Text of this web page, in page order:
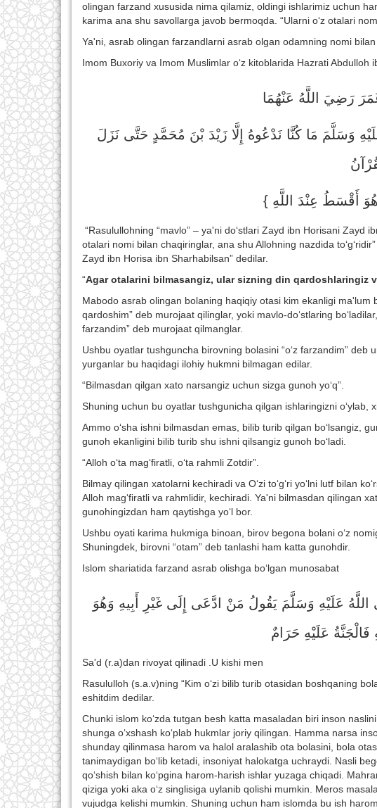
olingan farzand xususida nima qilamiz, oldingi ishlarimiz uchun
karima ana shu savollarga javob bermoqda. “Ularni o‘z otalari
Ya'ni, asrab olingan farzandlarni asrab olgan odamning nomi
Imom Buxoriy va Imom Muslimlar o‘z kitoblarida Hazrati
رَضِيَ اللَّهُ عَنْهُمَا
وَسَلَّمَ مَا كُنَّا نَدْعُوهُ إِلَّا زَيْدَ بْنَ مُحَمَّدٍ حَتَّى نَزَلَ
هُوَ أَقْسَطُ عِنْدَ اللَّهِ }
“Rasulullohning “mavlo” – ya'ni do‘stlari Zayd ibn Horisani Zayd
otalari nomi bilan chaqiringlar, ana shu Allohning nazdida
Zayd ibn Horisa ibn Sharhabilsan” dedilar.
“Agar otalarini bilmasangiz, ular sizning din qardoshlaringiz
Mabodo asrab olingan bolaning haqiqiy otasi kim ekanligi ma'lum
qardoshim” deb murojaat qilinglar, yoki mavlo-do‘stlaring
farzandim” deb murojaat qilmanglar.
Ushbu oyatlar tushguncha birovning bolasini “o‘z farzandim” deb
yurganlar bu haqidagi ilohiy hukmni bilmagan edilar.
“Bilmasdan qilgan xato narsangiz uchun sizga gunoh yo‘q”.
Shuning uchun bu oyatlar tushgunicha qilgan ishlaringizni o‘ylab,
Ammo o‘sha ishni bilmasdan emas, bilib turib qilgan bo‘lsangiz,
gunoh ekanligini bilib turib shu ishni qilsangiz gunoh bo‘ladi.
“Alloh o‘ta mag‘firatli, o‘ta rahmli Zotdir”.
Bilmay qilingan xatolarni kechiradi va O‘zi to‘g‘ri yo‘lni lutf bilan
Alloh mag‘firatli va rahmlidir, kechiradi. Ya'ni bilmasdan qilingan
gunohingizdan ham qaytishga yo‘l bor.
Ushbu oyati karima hukmiga binoan, birov begona bolani o‘z
Shuningdek, birovni “otam” deb tanlashi ham katta gunohdir.
Islom shariatida farzand asrab olishga bo‘lgan munosabat
عَلَيْهِ وَسَلَّمَ يَقُولُ مَنْ ادَّعَى إِلَى غَيْرِ أَبِيهِ وَهُوَ
فَالْجَنَّةُ عَلَيْهِ حَرَامٌ
Sa'd (r.a)dan rivoyat qilinadi .U kishi men
Rasululloh (s.a.v)ning “Kim o‘zi bilib turib otasidan boshqaning
eshitdim dedilar.
Chunki islom ko‘zda tutgan besh katta masaladan biri inson
shunga o‘xshash ko‘plab hukmlar joriy qilingan. Hamma narsa
shunday qilinmasa harom va halol aralashib ota bolasini, bola
tanimaydigan bo‘lib ketadi, insoniyat halokatga uchraydi. Nasli
qo‘shish bilan ko‘pgina harom-harish ishlar yuzaga chiqadi.
qiziga yoki aka o‘z singlisiga uylanib qolishi mumkin. Meros
vujudga kelishi mumkin. Shuning uchun ham islomda bu ish